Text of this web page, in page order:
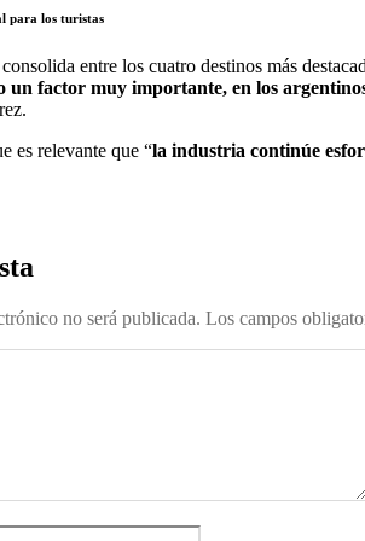
para los turistas
entre los cuatro destinos más
un factor muy importante, en los
es relevante que “la industria continúe
no será publicada. Los campos